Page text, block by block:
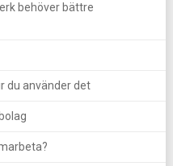
behöver bättre
du använder det